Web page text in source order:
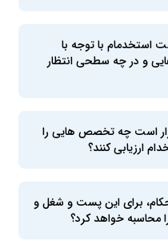
استخدمام با توجه با
و در چه سطحی انتظار
است چه تخصص هایی را
ارزیابی کنند؟
برای این پست و شغل و
محاسبه خواهد کرد؟